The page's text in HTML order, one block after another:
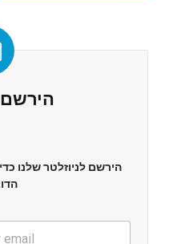
הירשם
הירשם לניוזלטר שלנו